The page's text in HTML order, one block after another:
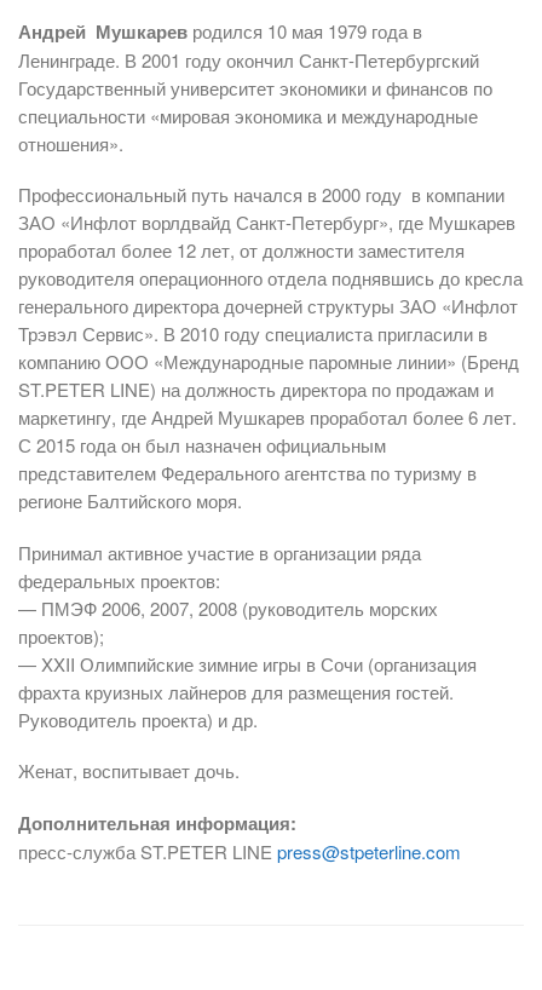
Андрей Мушкарев родился 10 мая 1979 года в
Ленинграде. В 2001 году окончил Санкт-Петербургский
Государственный университет экономики и финансов по
специальности «мировая экономика и международные
отношения».
Профессиональный путь начался в 2000 году в компании
ЗАО «Инфлот ворлдвайд Санкт-Петербург», где Мушкарев
проработал более 12 лет, от должности заместителя
руководителя операционного отдела поднявшись до кресла
генерального директора дочерней структуры ЗАО «Инфлот
Трэвэл Сервис». В 2010 году специалиста пригласили в
компанию ООО «Международные паромные линии» (Бренд
ST.PETER LINE) на должность директора по продажам и
маркетингу, где Андрей Мушкарев проработал более 6 лет.
С 2015 года он был назначен официальным
представителем Федерального агентства по туризму в
регионе Балтийского моря.
Принимал активное участие в организации ряда
федеральных проектов:
— ПМЭФ 2006, 2007, 2008 (руководитель морских
проектов);
— XXII Олимпийские зимние игры в Сочи (организация
фрахта круизных лайнеров для размещения гостей.
Руководитель проекта) и др.
Женат, воспитывает дочь.
Дополнительная информация:
пресс-служба ST.PETER LINE press@stpeterline.com